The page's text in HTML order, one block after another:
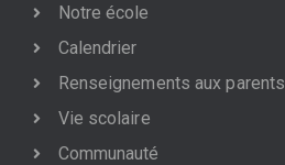
Notre école
Calendrier
Renseignements aux parents
Vie scolaire
Communauté